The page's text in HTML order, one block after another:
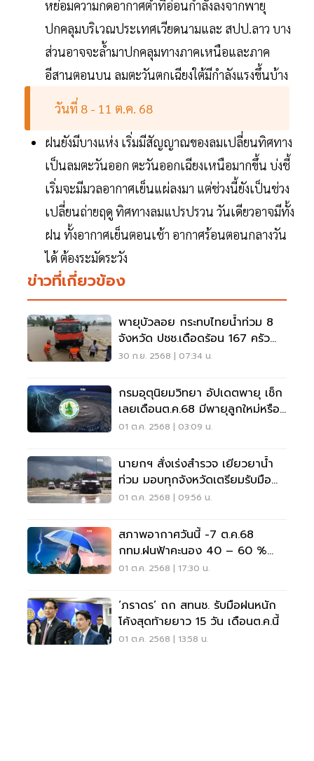
หย่อมความกดอากาศต่ำที่อ่อนกำลังลงจากพายุ
ปกคลุมบริเวณประเทศเวียดนามและ สปป.ลาว บาง
ส่วนอาจจะล้ำมาปกคลุมทางภาคเหนือและภาค
อีสานตอนบน ลมตะวันตกเฉียงใต้มีกำลังแรงขึ้นบ้าง
วันที่ 8 - 11 ต.ค. 68
ฝนยังมีบางแห่ง เริ่มมีสัญญาณของลมเปลี่ยนทิศทาง
เป็นลมตะวันออก ตะวันออกเฉียงเหนือมากขึ้น บ่งชี้
เริ่มจะมีมวลอากาศเย็นแผ่ลงมา แต่ช่วงนี้ยังเป็นช่วง
เปลี่ยนถ่ายฤดู ทิศทางลมแปรปรวน วันเดียวอาจมีทั้ง
ฝน ทั้งอากาศเย็นตอนเช้า อากาศร้อนตอนกลางวัน
ได้ ต้องระมัดระวัง
ข่าวที่เกี่ยวข้อง
พายุบัวลอย กระทบไทยน้ำท่วม 8
จังหวัด ปชช.เดือดร้อน 167 ครัว
เรือน
30 ก.ย. 2568 | 07:34 น.
กรมอุตุนิยมวิทยา อัปเดตพายุ เช็ก
เลยเดือนต.ค.68 มีพายุลูกใหม่หรือ
ไม่
01 ต.ค. 2568 | 03:09 น.
นายกฯ สั่งเร่งสำรวจ เยียวยาน้ำ
ท่วม มอบทุกจังหวัดเตรียมรับมือ
พายุ
01 ต.ค. 2568 | 09:56 น.
สภาพอากาศวันนี้ -7 ต.ค.68
กทม.ฝนฟ้าคะนอง 40 – 60 %
ตลอดช่วง
01 ต.ค. 2568 | 17:30 น.
‘ภราดร’ ถก สทนช. รับมือฝนหนัก
โค้งสุดท้ายยาว 15 วัน เดือนต.ค.นี้
01 ต.ค. 2568 | 13:58 น.